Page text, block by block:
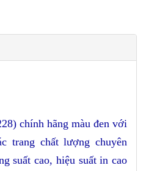
chính hãng màu đen với
trang chất lượng chuyên
suất cao, hiệu suất in cao